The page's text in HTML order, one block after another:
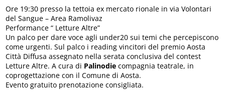
Ore 19:30 presso la tettoia ex mercato rionale in via Volontari
del Sangue – Area Ramolivaz
Performance “ Letture Altre”
Un palco per dare voce agli under20 sui temi che percepiscono
come urgenti. Sul palco i reading vincitori del premio Aosta
Città Diffusa assegnato nella serata conclusiva del contest
Letture Altre. A cura di Palinodie compagnia teatrale, in
coprogettazione con il Comune di Aosta.
Evento gratuito prenotazione consigliata.